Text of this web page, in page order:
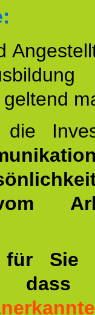
für Sie